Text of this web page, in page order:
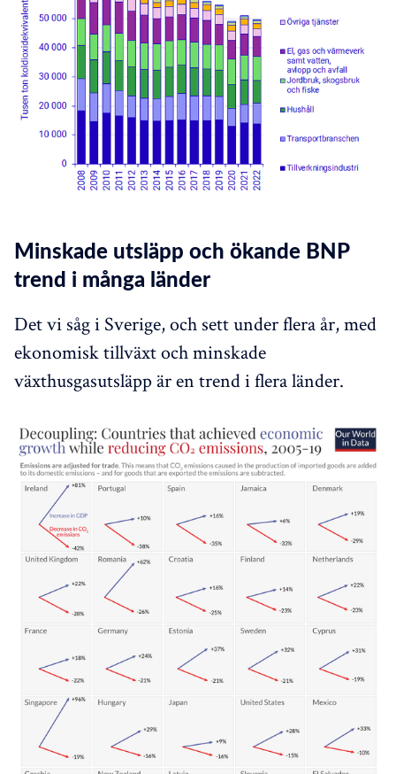
Minskade utsläpp och ökande BNP
trend i många länder
Det vi såg i Sverige, och sett under flera år, med
ekonomisk tillväxt och minskade
växthusgasutsläpp är en trend i flera länder.